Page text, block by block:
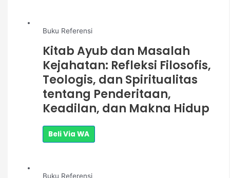
Buku Referensi
Kitab Ayub dan Masalah
Kejahatan: Refleksi Filosofis,
Teologis, dan Spiritualitas
tentang Penderitaan,
Keadilan, dan Makna Hidup
Beli Via WA
Buku Referensi